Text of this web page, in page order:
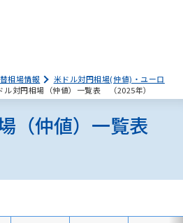
相場情報
米ドル対円相場(仲値)・ユーロ
ル対円相場（仲値）一覧表 （2025年）
（仲値）一覧表